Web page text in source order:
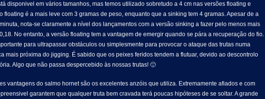
disponivel em vários tamanhos, mas temos utilizado sobretudo a 4 cm nas versões floating e
floating é a mais leve com 3 gramas de peso, enquanto que a sinking tem 4 gramas. Apesar de a
nota-se claramente a nível dos lançamentos com a versão sinking a fazer pelo menos mais
No entanto, a versão floating tem a vantagem de emergir quando se pára a recuperação do fio.
para ultrapassar obstáculos ou simplesmente para provocar o ataque das trutas numa
mais próxima do jigging. É sabido que os peixes feridos tendem a flutuar, devido ao descontrolo
Algo que não passa despercebido às nossas trutas! 🙂
vantagens do salmo hornet são os excelentes anzóis que utiliza. Extremamente afiados e com
garantem que qualquer truta bem cravada terá poucas hipóteses de se soltar. A grande